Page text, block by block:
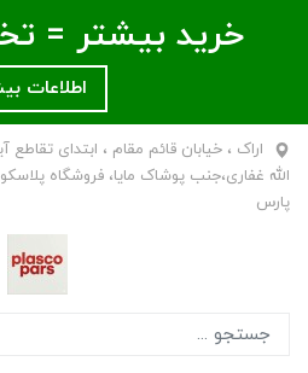
خرید بیشتر =
اطلاعات
اراک ، خیابان قائم مقام ، ابتدای تقاطع
الله غفاری،جنب پوشاک مایا، فروشگاه پلاسکو
پارس